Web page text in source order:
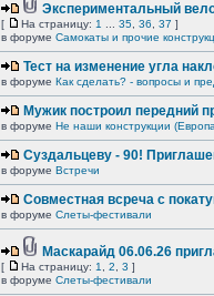
Экспериментальный
[ На страницу: 1 35 36 37 ]
в форуме Самокаты и прочие
Тест на изменение угла
в форуме Как сделать? - вопросы и
Мужик построил передний
в форуме Не наши конструкции
Суздальцеву - 90!
в форуме Встречи
Совместная всреча с
в форуме Слеты-фестивали
Маскарайд 06.06.26
[ На страницу: 1 2 3 ]
в форуме Слеты-фестивали